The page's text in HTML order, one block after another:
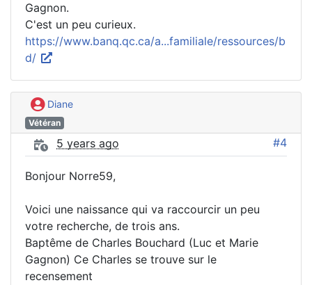
Gagnon.
C'est un peu curieux.
https://www.banq.qc.ca/a...familiale/ressources/b
d/
Diane
Vétéran
5 years ago #4
Bonjour Norre59,
Voici une naissance qui va raccourcir un peu
votre recherche, de trois ans.
Baptême de Charles Bouchard (Luc et Marie
Gagnon) Ce Charles se trouve sur le
recensement